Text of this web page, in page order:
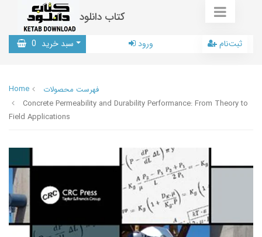
کتاب دانلود
سبد خرید 0 ورود ثبت‌نام
Home
فهرست محصولات
Concrete Permeability and Durability Performance: From Theory to
Field Applications